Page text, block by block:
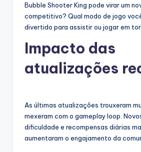
Bubble Shooter King pode virar um
competitivo? Qual modo de jogo
divertido para assistir ou jogar em
Impacto das
atualizações
As últimas atualizações trouxeram
mexeram com o gameplay loop.
dificuldade e recompensas diárias
aumentaram o engajamento da